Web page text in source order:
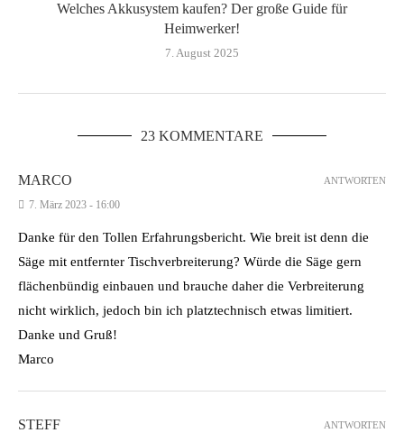
Welches Akkusystem kaufen? Der große Guide für
Heimwerker!
7. August 2025
23 KOMMENTARE
MARCO
7. März 2023 - 16:00
Danke für den Tollen Erfahrungsbericht. Wie breit ist denn die
Säge mit entfernter Tischverbreiterung? Würde die Säge gern
flächenbündig einbauen und brauche daher die Verbreiterung
nicht wirklich, jedoch bin ich platztechnisch etwas limitiert.
Danke und Gruß!
Marco
ANTWORTEN
STEFF ANTWORTEN